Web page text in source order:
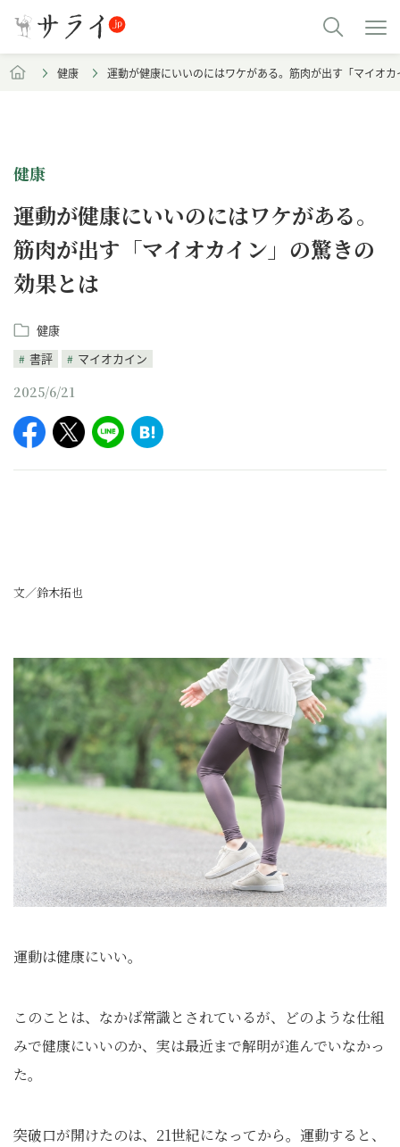
健康 運動が健康にいいのにはワケがある。筋肉が出す「マイオ
健康
運動が健康にいいのにはワケがある。
筋肉が出す「マイオカイン」の驚きの
効果とは
健康
書評
マイオカイン
2025/6/21
文／鈴木拓也
運動は健康にいい。
このことは、なかば常識とされているが、どのような仕組
みで健康にいいのか、実は最近まで解明が進んでいなかっ
た。
突破口が開けたのは、21世紀になってから。運動すると、